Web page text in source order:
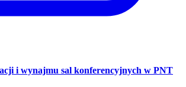
i wynajmu sal konferencyjnych w PNT